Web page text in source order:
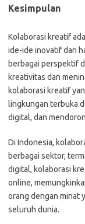
Kesimpulan
Kolaborasi kreatif
ide-ide inovatif dan
berbagai perspektif
kreativitas dan
kolaborasi kreatif
lingkungan terbuka
digital, dan
Di Indonesia,
berbagai sektor,
digital, kolaborasi
online,
orang dengan minat
seluruh dunia.